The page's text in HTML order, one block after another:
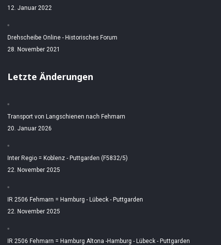
12. Januar 2022
Drehscheibe Online - Historisches Forum
28. November 2021
Letzte Änderungen
Transport von Langschienen nach Fehmarn
20. Januar 2026
Inter Regio = Koblenz - Puttgarden (F5832/5)
22. November 2025
IR 2506 Fehmarn = Hamburg - Lübeck - Puttgarden
22. November 2025
IR 2506 Fehmarn = Hamburg Altona -Hamburg - Lübeck - Puttgarden